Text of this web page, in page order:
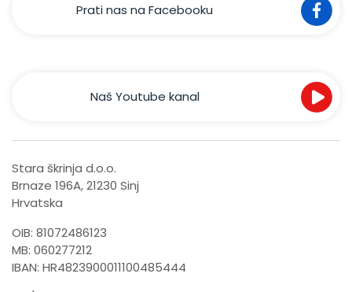
Prati nas na Facebooku
Naš Youtube kanal
Stara škrinja d.o.o.
Brnaze 196A, 21230 Sinj
Hrvatska
OIB: 81072486123
MB: 060277212
IBAN: HR4823900011100485444